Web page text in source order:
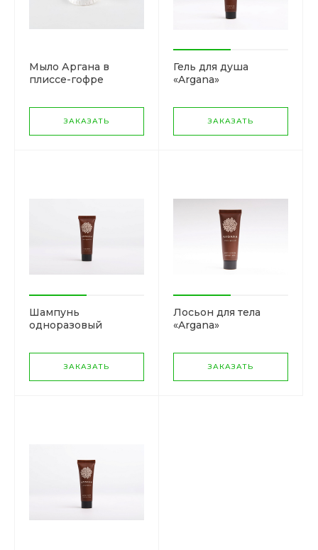
Мыло Аргана в
плиссе-гофре
ЗАКАЗАТЬ
Гель для душа
«Argana»
ЗАКАЗАТЬ
Шампунь
одноразовый
ЗАКАЗАТЬ
Лосьон для тела
«Argana»
ЗАКАЗАТЬ